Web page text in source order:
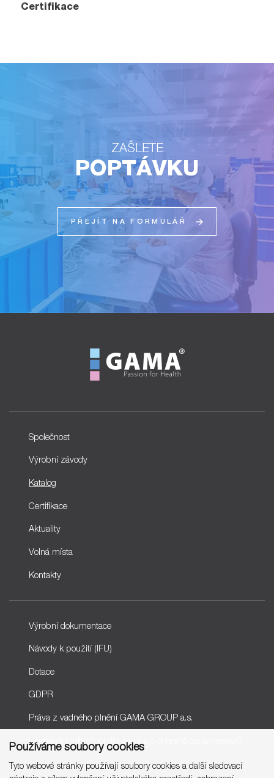
Používáme soubory cookies
Tyto webové stránky používají soubory cookies a další sledovací
Certifikace
ZAŠLETE
POPTÁVKU
PŘEJÍT NA FORMULÁŘ
Společnost
Výrobní závody
Katalog
Certifikace
Aktuality
Volná místa
Kontakty
Výrobní dokumentace
Návody k použití (IFU)
Dotace
GDPR
Práva z vadného plnění GAMA GROUP a.s.
Uveřejnění informací dle zákona o ochraně oznamovatelů